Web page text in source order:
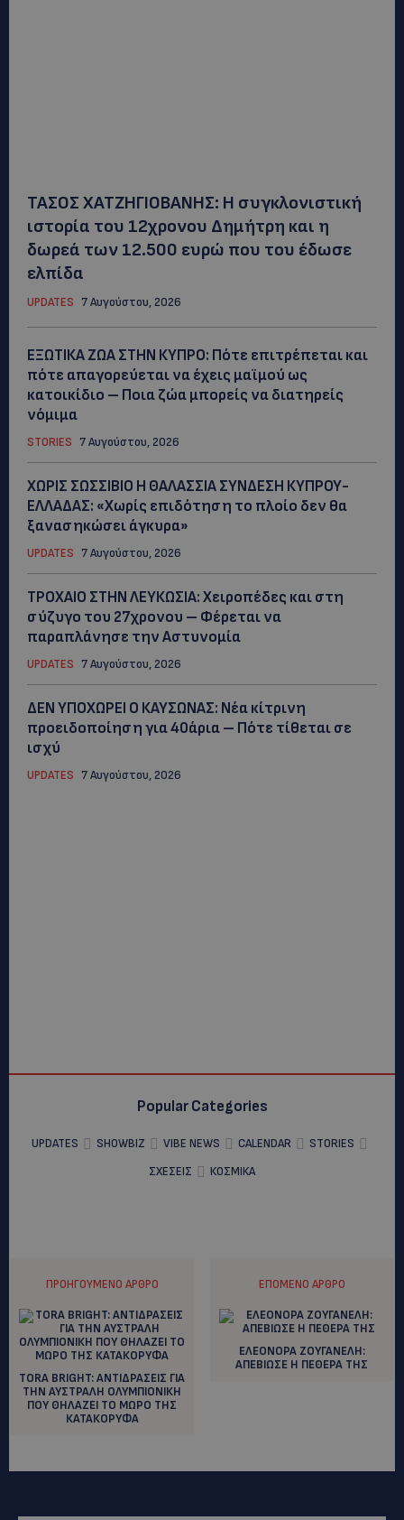
ΤΑΣΟΣ ΧΑΤΖΗΓΙΟΒΑΝΗΣ: Η συγκλονιστική
ιστορία του 12χρονου Δημήτρη και η
δωρεά των 12.500 ευρώ που του έδωσε
ελπίδα
UPDATES 7 Αυγούστου, 2026
ΕΞΩΤΙΚΑ ΖΩΑ ΣΤΗΝ ΚΥΠΡΟ: Πότε επιτρέπεται και
πότε απαγορεύεται να έχεις μαϊμού ως
κατοικίδιο – Ποια ζώα μπορείς να διατηρείς
νόμιμα
STORIES 7 Αυγούστου, 2026
ΧΩΡΙΣ ΣΩΣΣΙΒΙΟ Η ΘΑΛΑΣΣΙΑ ΣΥΝΔΕΣΗ ΚΥΠΡΟΥ-
ΕΛΛΑΔΑΣ: «Χωρίς επιδότηση το πλοίο δεν θα
ξανασηκώσει άγκυρα»
UPDATES 7 Αυγούστου, 2026
ΤΡΟΧΑΙΟ ΣΤΗΝ ΛΕΥΚΩΣΙΑ: Χειροπέδες και στη
σύζυγο του 27χρονου – Φέρεται να
παραπλάνησε την Αστυνομία
UPDATES 7 Αυγούστου, 2026
ΔΕΝ ΥΠΟΧΩΡΕΙ Ο ΚΑΥΣΩΝΑΣ: Νέα κίτρινη
προειδοποίηση για 40άρια – Πότε τίθεται σε
ισχύ
UPDATES 7 Αυγούστου, 2026
Popular Categories
UPDATES SHOWBIZ VIBE NEWS CALENDAR
STORIES
ΣΧΕΣΕΙΣ
ΚΟΣΜΙΚΑ
ΠΡΟΗΓΟΎΜΕΝΟ ΆΡΘΡΟ
TORA BRIGHT: ANTIΔΡΑΣΕΙΣ ΓΙΑ
ΤΗΝ ΑΥΣΤΡΑΛΗ ΟΛΥΜΠΙΟΝΙΚΗ
ΠΟΥ ΘΗΛΑΖΕΙ ΤΟ ΜΩΡΟ ΤΗΣ
ΚΑΤΑΚΟΡΥΦΑ
ΕΠΌΜΕΝΟ ΆΡΘΡΟ
ΕΛΕΟΝΟΡΑ ΖΟΥΓΑΝΕΛΗ:
AΠΕΒΙΩΣΕ Η ΠΕΘΕΡΑ ΤΗΣ